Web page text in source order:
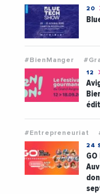
20
#BienManger
12
#Entrepreneuriat
24